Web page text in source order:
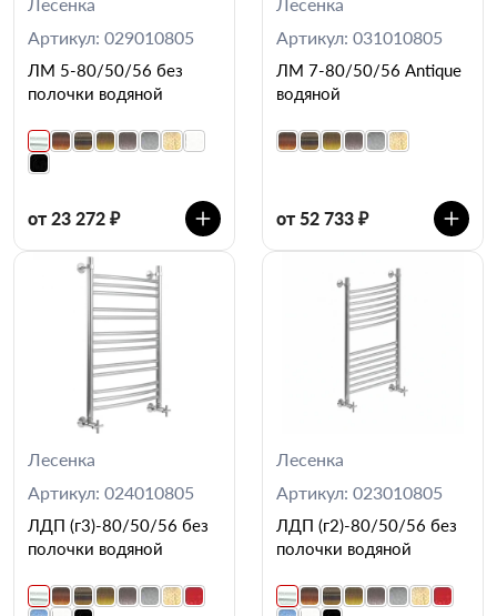
Артикул: 029010805
ЛМ 5-80/50/56 без
полочки водяной
от 23 272 ₽
Артикул: 031010805
ЛМ 7-80/50/56 Antique
водяной
от 52 733 ₽
Лесенка
Артикул: 024010805
ЛДП (г3)-80/50/56 без
полочки водяной
Лесенка
Артикул: 023010805
ЛДП (г2)-80/50/56 без
полочки водяной